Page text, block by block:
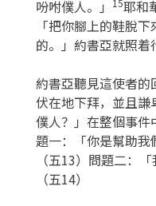
吩咐僕人。」
耶和
「把你腳上的鞋脫
的。」約書亞就照着
約書亞聽見這使者的
伏在地下拜，並且
僕人？」在整個事件
題一：「你是幫助我
（五13）問題二：
（五14）